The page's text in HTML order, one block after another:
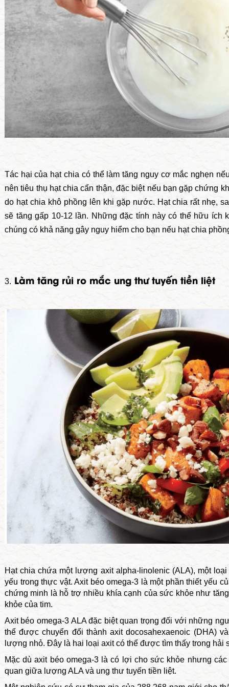
Tác hại của hạt chia có thể làm tăng nguy cơ mắc nghẹn
nên tiêu thụ hạt chia cẩn thận, đặc biệt nếu bạn gặp chứng
do hạt chia khô phồng lên khi gặp nước. Hạt chia rất nhẹ,
sẽ tăng gấp 10-12 lần. Những đặc tính này có thể hữu ích
chúng có khả năng gây nguy hiểm cho bạn nếu hạt chia
3. Làm tăng rủi ro mắc ung thư tuyến tiền liệt
Hạt chia chứa một lượng axit alpha-linolenic (ALA), một
yếu trong thực vật. Axit béo omega-3 là một phần thiết yếu
chứng minh là hỗ trợ nhiều khía cạnh của sức khỏe như
khỏe của tim.
Axit béo omega-3 ALA đặc biệt quan trọng đối với những
thể được chuyển đổi thành axit docosahexaenoic (DHA)
lượng nhỏ. Đây là hai loại axit có thể được tìm thấy trong hải
Mặc dù axit béo omega-3 là có lợi cho sức khỏe nhưng
quan giữa lượng ALA và ung thư tuyến tiền liệt.